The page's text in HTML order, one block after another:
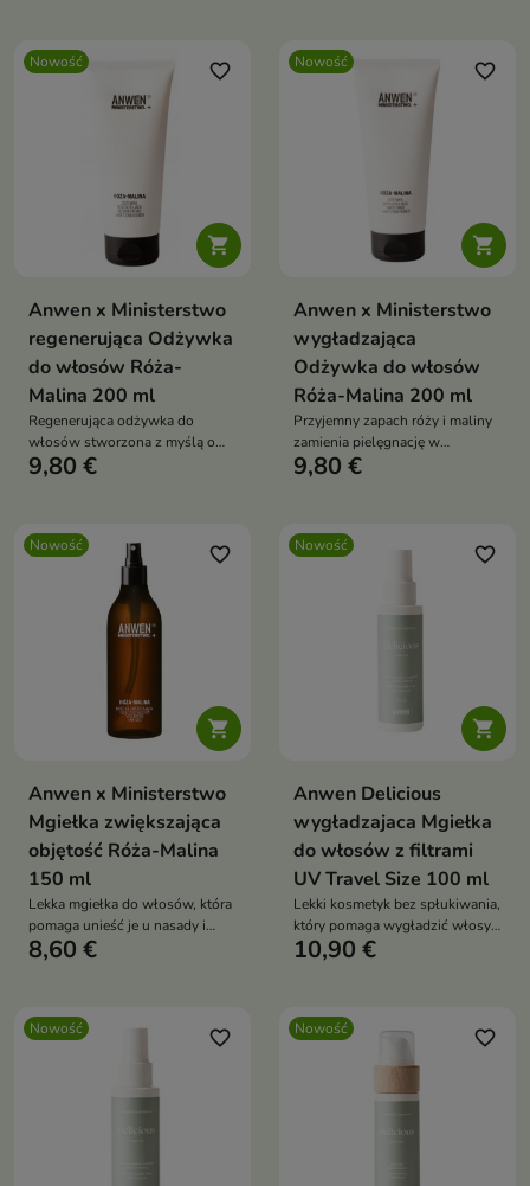
Nowość

favorite_border
Anwen x Ministerstwo
regenerująca Odżywka
do włosów Róża-
Malina 200 ml
Regenerująca odżywka do
włosów stworzona z myślą o
pasmach wymagających
9,80 €
Nowość

favorite_border
Anwen x Ministerstwo
wygładzająca
Odżywka do włosów
Róża-Malina 200 ml
Przyjemny zapach róży i maliny
zamienia pielęgnację w
wyjątkowy rytuał.
9,80 €
Nowość

favorite_border
Anwen x Ministerstwo
Mgiełka zwiększająca
objętość Róża-Malina
150 ml
Lekka mgiełka do włosów, która
pomaga unieść je u nasady i
nadać fryzurze większą objętość
8,60 €
Nowość

favorite_border
Anwen Delicious
wygładzajaca Mgiełka
do włosów z filtrami
UV Travel Size 100 ml
Lekki kosmetyk bez spłukiwania,
który pomaga wygładzić włosy,
ograniczyć ich puszeni
10,90 €
Nowość favorite_border Nowość favorite_border